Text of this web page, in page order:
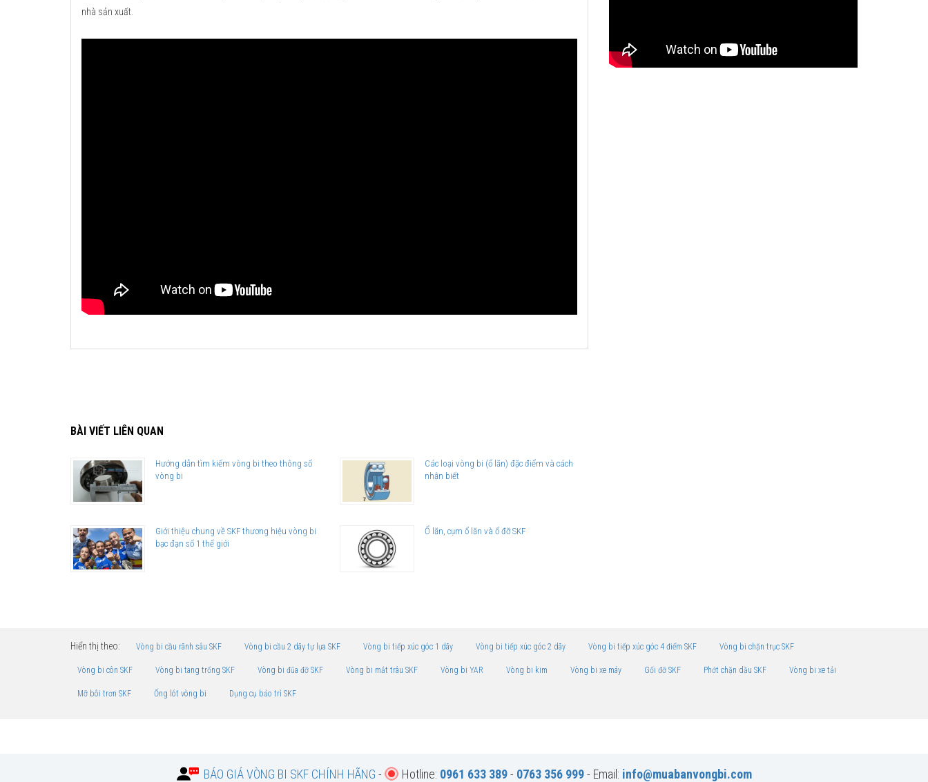
nhà sản xuất.
BÀI VIẾT LIÊN QUAN
Hướng dẫn tìm kiếm vòng bi theo thông số
vòng bi
Các loại vòng bi (ổ lăn) đặc điểm và cách
nhận biết
Giới thiệu chung về SKF thương hiệu vòng bi
bạc đạn số 1 thế giới
Ổ lăn, cụm ổ lăn và ổ đỡ SKF
Hiển thị theo: Vòng bi cầu rãnh sâu SKF Vòng bi cầu 2 dãy tự lựa SKF Vòng bi tiếp xúc góc 1 dãy Vòng bi tiếp xúc góc 2 dãy Vòng bi tiếp xúc góc 4 điểm SKF Vòng bi chặn trục SKF
Vòng bi côn SKF Vòng bi tang trống SKF Vòng bi đũa đỡ SKF Vòng bi mắt trâu SKF Vòng bi YAR Vòng bi kim Vòng bi xe máy Gối đỡ SKF Phớt chặn dầu SKF Vòng bi xe tải
Mỡ bôi trơn SKF Ống lót vòng bi Dụng cụ bảo trì SKF
BÁO GIÁ VÒNG BI SKF CHÍNH HÃNG - Hotline: 0961 633 389- 0763 356 999- Email: info@muabanvongbi.com